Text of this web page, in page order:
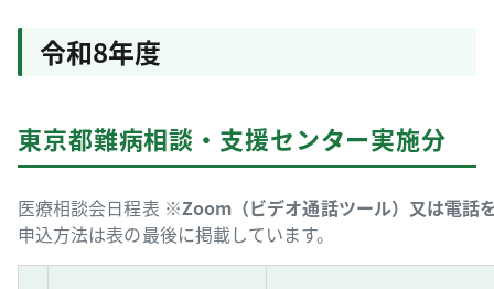
令和8年度
東京都難病相談・支援センター実施分
医療相談会日程表 ※Zoom（ビデオ通話ツール）又は電話
申込方法は表の最後に掲載しています。